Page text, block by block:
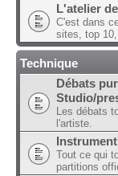
L'atelier
C'est dans
sites, top 10,
Technique
Débats
Studio/
Les débats
l'artiste.
Tout ce qui
partitions